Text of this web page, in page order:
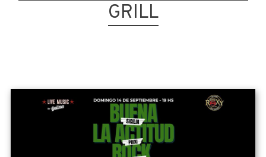
GRILL